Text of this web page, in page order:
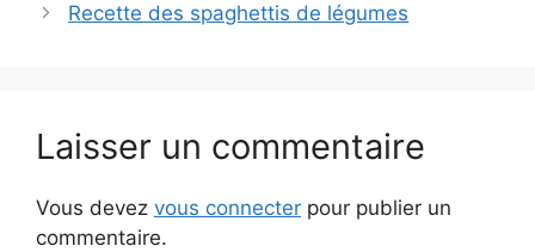
Recette des spaghettis de légumes
Laisser un commentaire
Vous devez vous connecter pour publier un
commentaire.